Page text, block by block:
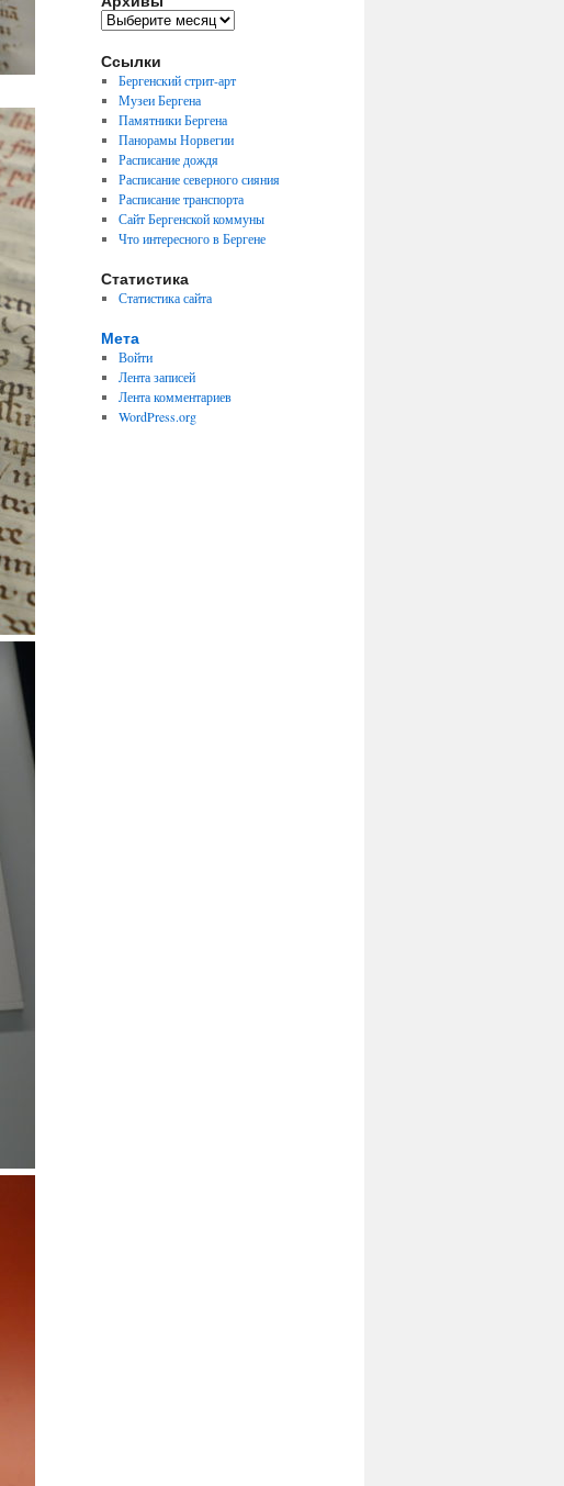
Архивы
Ссылки
Бергенский стрит-арт
Музеи Бергена
Памятники Бергена
Панорамы Норвегии
Расписание дождя
Расписание северного сияния
Расписание транспорта
Сайт Бергенской коммуны
Что интересного в Бергене
Статистика
Статистика сайта
Мета
Войти
Лента записей
Лента комментариев
WordPress.org